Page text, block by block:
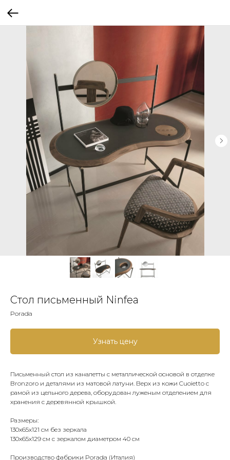
Стол письменный Ninfea
Porada
Узнать цену
Письменный стол из каналетты с металлической основой в отделке
Bronzoro и деталями из матовой латуни. Верх из кожи Cuoietto с
рамой из цельного дерева, оборудован луженым отделением для
хранения с деревянной крышкой.
Размеры:
130х65х121 см без зеркала
130х65х129 см с зеркалом диаметром 40 см
Производство фабрики Porada (Италия)